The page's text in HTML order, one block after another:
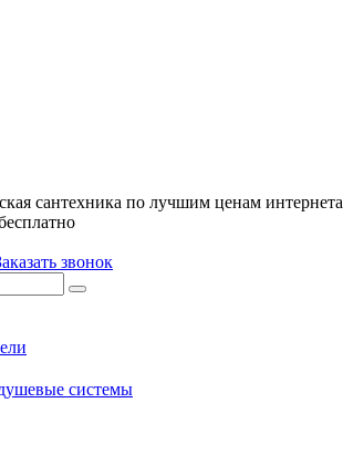
сантехника по лучшим ценам интернета
звонок
системы